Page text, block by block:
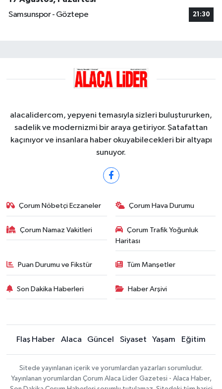
Samsunspor - Göztepe
21:30
alacalidercom, yepyeni temasıyla sizleri buluştururken,
sadelik ve modernizmi bir araya getiriyor. Şatafattan
kaçınıyor ve insanlara haber okuyabilecekleri bir altyapı
sunuyor.
Çorum Nöbetçi Eczaneler Çorum Hava Durumu
Çorum Namaz Vakitleri
Çorum Trafik Yoğunluk
Haritası
Puan Durumu ve Fikstür Tüm Manşetler
Son Dakika Haberleri Haber Arşivi
Flaş Haber Alaca Güncel Siyaset Yaşam Eğitim
Sitede yayınlanan içerik ve yorumlardan yazarları sorumludur.
Yayınlanan yorumlardan Çorum Alaca Lider Gazetesi - Alaca Haber,